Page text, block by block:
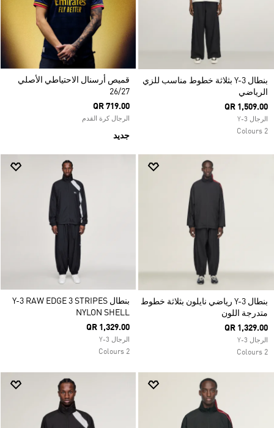
بنطال Y-3 بثلاثة خطوط مناسب للزي
الرياضي
QR 1,509.00
الرجال Y-3
2 Colours
قميص أرسنال الاحتياطي الأصلي
26/27
QR 719.00
الرجال كرة القدم
جديد
بنطال Y-3 رياضي نايلون بثلاثة خطوط
متدرجة اللون
QR 1,329.00
الرجال Y-3
2 Colours
بنطال Y-3 RAW EDGE 3 STRIPES
NYLON SHELL
QR 1,329.00
الرجال Y-3
2 Colours